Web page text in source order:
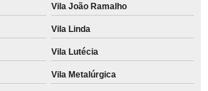
Vila João Ramalho
Vila Linda
Vila Lutécia
Vila Metalúrgica